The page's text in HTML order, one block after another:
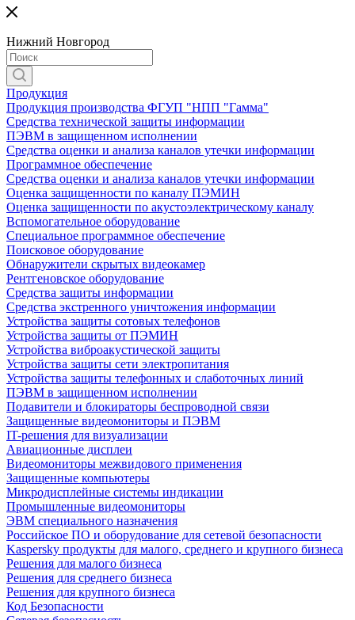
Нижний Новгород
Продукция
Продукция производства ФГУП "НПП "Гамма"
Средства технической защиты информации
ПЭВМ в защищенном исполнении
Средства оценки и анализа каналов утечки информации
Программное обеспечение
Средства оценки и анализа каналов утечки информации
Оценка защищенности по каналу ПЭМИН
Оценка защищенности по акустоэлектрическому каналу
Вспомогательное оборудование
Специальное программное обеспечение
Поисковое оборудование
Обнаружители скрытых видеокамер
Рентгеновское оборудование
Средства защиты информации
Средства экстренного уничтожения информации
Устройства защиты сотовых телефонов
Устройства защиты от ПЭМИН
Устройства виброакустической защиты
Устройства защиты сети электропитания
Устройства защиты телефонных и слаботочных линий
ПЭВМ в защищенном исполнении
Подавители и блокираторы беспроводной связи
Защищенные видеомониторы и ПЭВМ
IT-решения для визуализации
Авиационные дисплеи
Видеомониторы межвидового применения
Защищенные компьютеры
Микродисплейные системы индикации
Промышленные видеомониторы
ЭВМ специального назначения
Российское ПО и оборудование для сетевой безопасности
Kaspersky продукты для малого, среднего и крупного бизнеса
Решения для малого бизнеса
Решения для среднего бизнеса
Решения для крупного бизнеса
Код Безопасности